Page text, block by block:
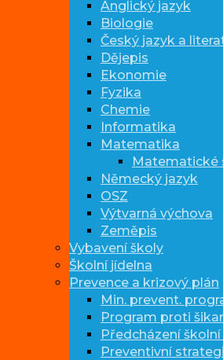
Anglický jazyk
Biologie
Český jazyk a
Dějepis
Ekonomie
Fyzika
Chemie
Informatika
Matematika
Matematické
Německý jazyk
OSZ
Výtvarná výchova
Zeměpis
Vybavení školy
Školní jídelna
Prevence a krizový plán
Min. prevent.
Program proti
Předcházení
Preventivní